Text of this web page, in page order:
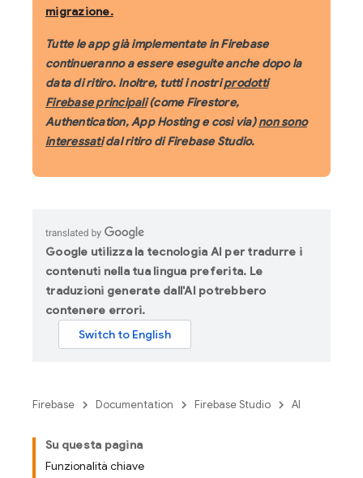
migrazione.
Tutte le app già implementate in Firebase
continueranno a essere eseguite anche dopo la
data di ritiro. Inoltre, tutti i nostriprodotti
Firebase principali(come Firestore,
Authentication, App Hosting e così via)non sono
interessatidal ritiro di Firebase Studio.
Google utilizza la tecnologia AI per tradurre i
contenuti nella tua lingua preferita. Le
traduzioni generate dall'AI potrebbero
contenere errori.
Firebase Documentation Firebase Studio AI
Su questa pagina
Funzionalità chiave